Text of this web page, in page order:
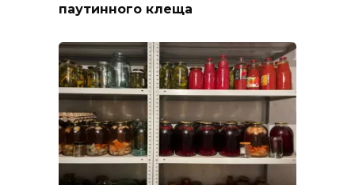
паутинного клеща